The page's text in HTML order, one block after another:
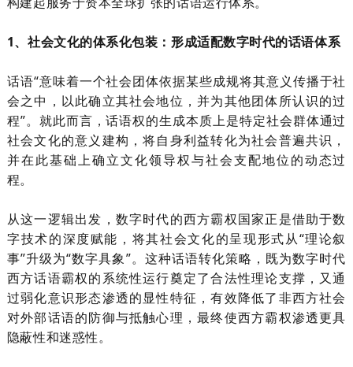
1、社会文化的体系化包装：形成适配数字时代的话语体系
话语“意味着一个社会团体依据某些成规将其意义传播于社
会之中，以此确立其社会地位，并为其他团体所认识的过
程”。就此而言，话语权的生成本质上是特定社会群体通过
社会文化的意义建构，将自身利益转化为社会普遍共识，
并在此基础上确立文化领导权与社会支配地位的动态过
程。
从这一逻辑出发，数字时代的西方霸权国家正是借助于数
字技术的深度赋能，将其社会文化的呈现形式从“理论叙
事”升级为“数字具象”。这种话语转化策略，既为数字时代
西方话语霸权的系统性运行奠定了合法性理论支撑，又通
过弱化意识形态渗透的显性特征，有效降低了非西方社会
对外部话语的防御与抵触心理，最终使西方霸权渗透更具
隐蔽性和迷惑性。